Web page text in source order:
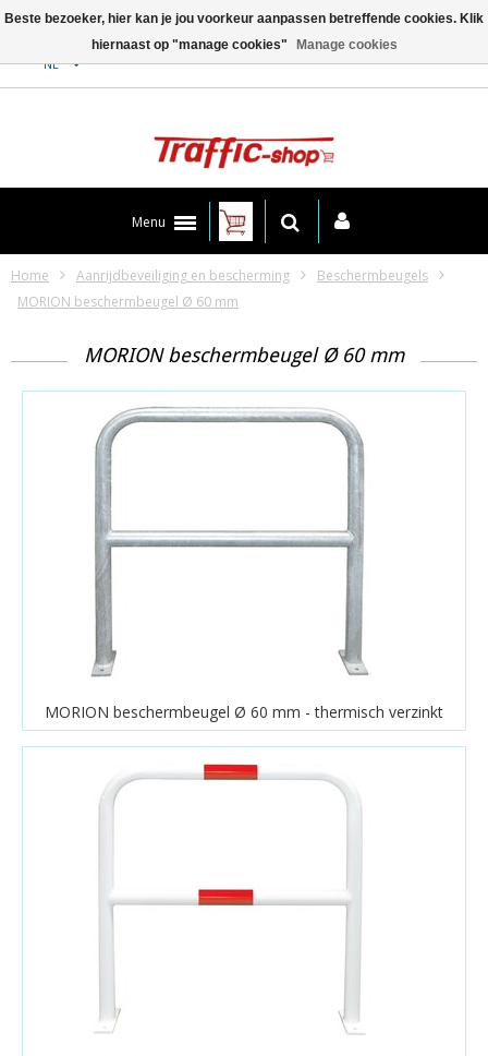
NL
Menu
Home Aanrijdbeveiliging en bescherming
Beschermbeugels
MORION beschermbeugel Ø 60 mm
MORION beschermbeugel Ø 60 mm
MORION beschermbeugel Ø 60 mm - thermisch verzinkt
Beste bezoeker, hier kan je jou voorkeur aanpassen betreffende cookies. Klik
hiernaast op "manage cookies"
Manage cookies